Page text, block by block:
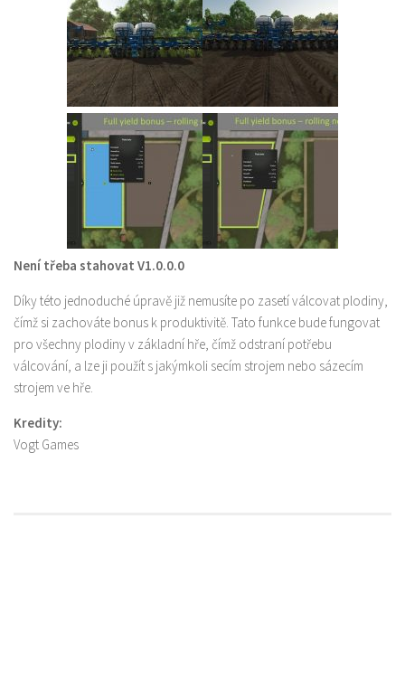
Není třeba stahovat V1.0.0.0
Díky této jednoduché úpravě již nemusíte po zasetí válcovat plodiny,
čímž si zachováte bonus k produktivitě. Tato funkce bude fungovat
pro všechny plodiny v základní hře, čímž odstraní potřebu
válcování, a lze ji použít s jakýmkoli secím strojem nebo sázecím
strojem ve hře.
Kredity:
Vogt Games